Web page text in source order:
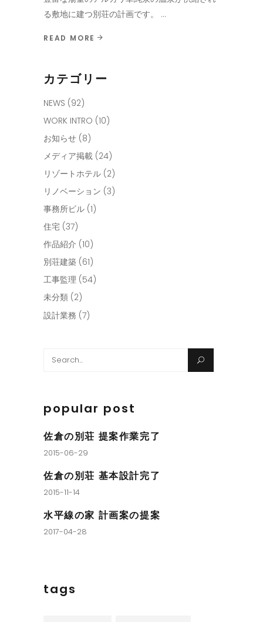
る敷地に建つ別荘の計画です。
READ MORE
カテゴリー
NEWS (92)
WORK INTRO (10)
お知らせ (8)
メディア掲載 (24)
リゾートホテル (2)
リノベーション (3)
事務所ビル (1)
住宅 (37)
作品紹介 (10)
別荘建築 (61)
工事監理 (54)
未分類 (2)
設計業務 (7)
Search
popular post
佐倉の別荘 提案作業完了
2015-06-29
佐倉の別荘 基本設計完了
2015-11-14
水平線の家 計画案の提案
2017-04-28
tags